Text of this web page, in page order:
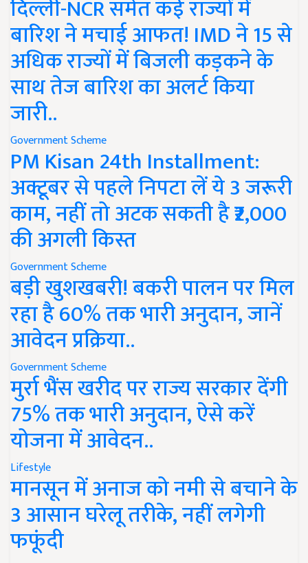
दिल्ली-NCR समेत कई राज्यों में
बारिश ने मचाई आफत! IMD ने 15 से
अधिक राज्यों में बिजली कड़कने के
साथ तेज बारिश का अलर्ट किया
जारी..
Government Scheme
PM Kisan 24th Installment:
अक्टूबर से पहले निपटा लें ये 3 जरूरी
काम, नहीं तो अटक सकती है ₹2,000
की अगली किस्त
Government Scheme
बड़ी खुशखबरी! बकरी पालन पर मिल
रहा है 60% तक भारी अनुदान, जानें
आवेदन प्रक्रिया..
Government Scheme
मुर्रा भैंस खरीद पर राज्य सरकार देंगी
75% तक भारी अनुदान, ऐसे करें
योजना में आवेदन..
Lifestyle
मानसून में अनाज को नमी से बचाने के
3 आसान घरेलू तरीके, नहीं लगेगी
फफूंदी